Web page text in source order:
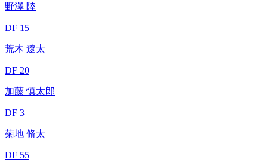
野澤 陸
DF 15
荒木 遼太
DF 20
加藤 慎太郎
DF 3
菊地 脩太
DF 55